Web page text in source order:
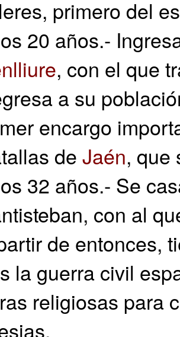
primero del
20 años.-
, con el que
a su
encargo
de Jaén, que
32 años.- Se
con al
de entonces,
la guerra civil
religiosas para